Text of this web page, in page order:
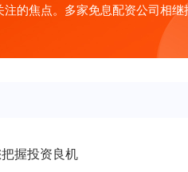
的焦点。多家免息配资公司相
握投资良机